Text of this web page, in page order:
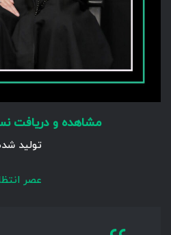
مشاهده و دریافت
تولید
عصر